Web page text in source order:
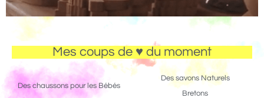
Mes coups de ♥ du moment
Des chaussons pour les Bébés
Des savons Naturels
Bretons